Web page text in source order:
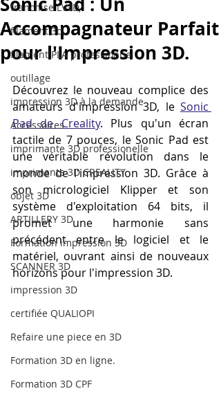
franchise LV3D,
filament 3d,
filament PLA professionnel
outillage
impression 3D à la demande
Accessoires
imprimante 3D professionelle
imprimante 3D CREALITY
objet 3D
ARTILLERY 3D
Formation impression 3D
SCANNER 3D
impression 3D
certifiée QUALIOPI
Refaire une piece en 3D
Formation 3D en ligne.
Formation 3D CPF
Accompagnateur Parfait
pour l'Impression 3D.
Découvrez le nouveau complice des
amateurs d'impression 3D, le Sonic
Pad de Creality. Plus qu'un écran
tactile de 7 pouces, le Sonic Pad est
une véritable révolution dans le
monde de l'impression 3D. Grâce à
son micrologiciel Klipper et son
système d'exploitation 64 bits, il
promet une harmonie sans
précédent entre le logiciel et le
matériel, ouvrant ainsi de nouveaux
horizons pour l'impression 3D.